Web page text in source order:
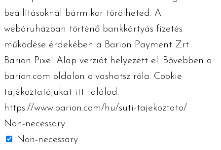
beállításoknál bármikor törölheted. A
webáruházban történő bankkártyás fizetés
működése érdekében a Barion Payment Zrt.
Barion Pixel Alap verziót helyezett el. Bővebben a
barion.com oldalon olvashatsz róla. Cookie
tájékoztatójukat itt találod:
https://www.barion.com/hu/suti-tajekoztato/
Non-necessary
Non-necessary